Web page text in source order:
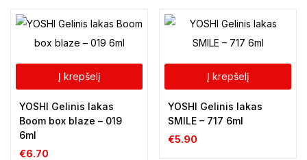
Į krepšelį
YOSHI Gelinis lakas
Boom box blaze – 019
6ml
€6.70
Į krepšelį
YOSHI Gelinis lakas
SMILE – 717 6ml
€5.90